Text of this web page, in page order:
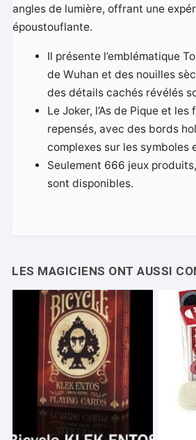
angles de lumière, offrant une
époustouflante.
Il présente l’emblématique
de Wuhan et des nouilles
des détails cachés révélés
Le Joker, l’As de Pique et
repensés, avec des bords
complexes sur les symboles
Seulement 666 jeux
sont disponibles.